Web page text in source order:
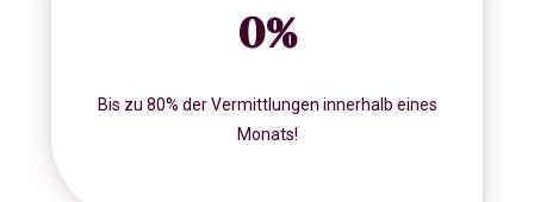
0%
Bis zu 80% der Vermittlungen innerhalb eines
Monats!